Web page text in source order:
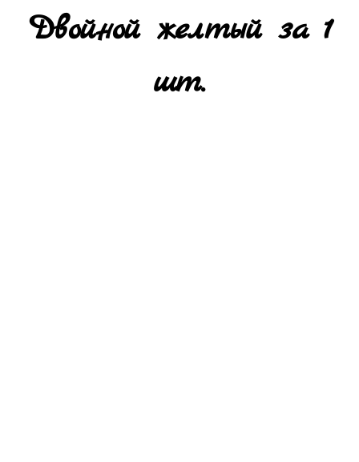
Двойной желтый за 1
шт.